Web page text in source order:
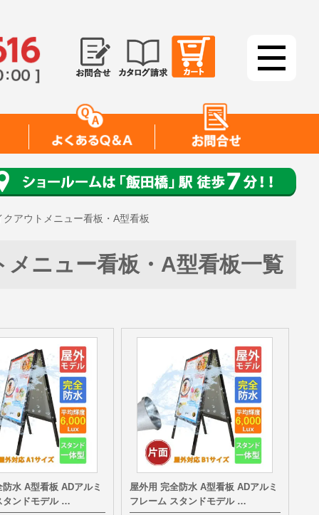
アウトメニュー看板・A型看板
ニュー看板・A型看板一覧
防水 A型看板 ADアルミ
タンドモデル …
屋外用 完全防水 A型看板 ADアルミ
フレーム スタンドモデル …